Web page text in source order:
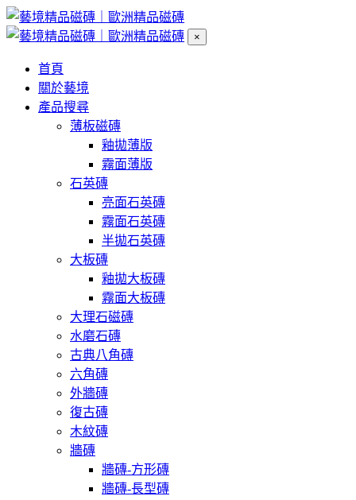
×
首頁
關於藝境
產品搜尋
薄板磁磚
釉拋薄版
霧面薄版
石英磚
亮面石英磚
霧面石英磚
半拋石英磚
大板磚
釉拋大板磚
霧面大板磚
大理石磁磚
水磨石磚
古典八角磚
六角磚
外牆磚
復古磚
木紋磚
牆磚
牆磚-方形磚
牆磚-長型磚